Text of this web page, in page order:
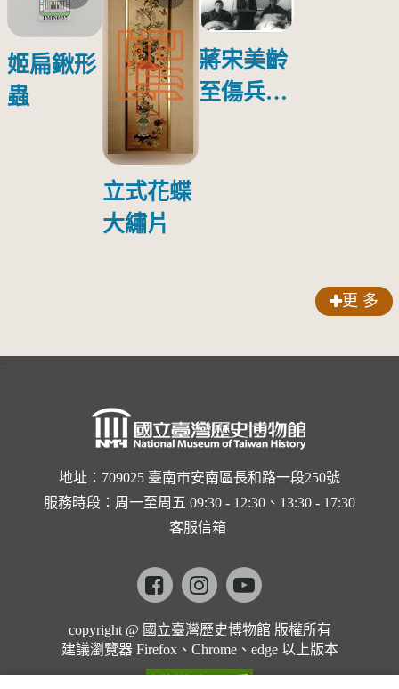
姬扁鍬形
蟲
立式花蝶
大繡片
蔣宋美齡
至傷兵醫
傷日本戰
更 多
地址：709025 臺南市安南區長和路一段250號
服務時段：周一至周五 09:30 - 12:30、13:30 - 17:30
客服信箱
Facebookinstagramyoutube
copyright @ 國立臺灣歷史博物館 版權所有
建議瀏覽器 Firefox、Chrome、edge 以上版本